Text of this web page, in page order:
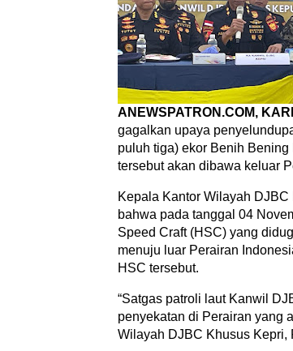
ANEWSPATRON.COM,
gagalkan upaya
puluh tiga) ekor Benih
tersebut akan dibawa keluar
Kepala Kantor Wilayah
bahwa pada tanggal 04
Speed Craft (HSC) yang
menuju luar Perairan
HSC tersebut.
“Satgas patroli laut Kanwil
penyekatan di Perairan yang
Wilayah DJBC Khusus Kepri,